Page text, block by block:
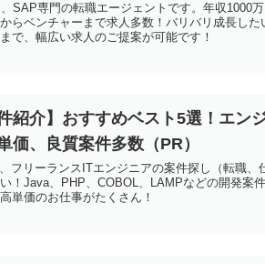
、SAP専門の転職エージェントです。年収1000
らベンチャーまで求人多数！バリバリ成長し
で、幅広い求人のご提案が可能です！
紹介】おすすめベスト5選！エン
価、良質案件多数（PR）
フリーランスITエンジニアの案件探し（転職、
！Java、PHP、COBOL、LAMPなどの開発案
単価のお仕事がたくさん！